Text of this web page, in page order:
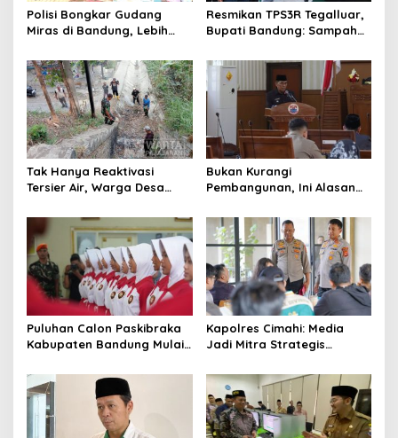
Polisi Bongkar Gudang
Miras di Bandung, Lebih
Resmikan TPS3R Tegalluar,
Bupati Bandung: Sampah
Pemerintah
Tak Hanya Reaktivasi
Tersier Air, Warga Desa
Alternatif di Padalarang
Bukan Kurangi
Pembangunan, Ini Alasan
Pengurangan Belanja
Daerah
Puluhan Calon Paskibraka
Kabupaten Bandung Mulai
Kapolres Cimahi: Media
Jadi Mitra Strategis
Publik